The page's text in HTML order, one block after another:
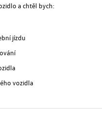
a chtěl bych:
jízdu
vozidla